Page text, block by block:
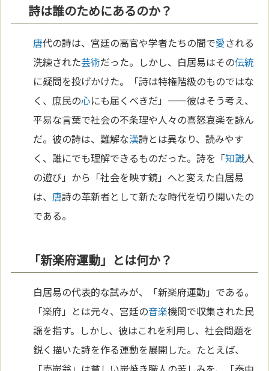
詩は誰のためにあるのか？
唐代の詩は、宮廷の高官や学者たちの間で愛される
洗練された芸術だった。しかし、白居易はその伝統
に疑問を投げかけた。「詩は特権階級のものではな
く、庶民の心にも届くべきだ」——彼はそう考え、
平易な言葉で社会の不条理や人々の喜怒哀楽を詠ん
だ。彼の詩は、難解な漢詩とは異なり、読みやす
く、誰にでも理解できるものだった。詩を「知識人
の遊び」から「社会を映す鏡」へと変えた白居易
は、 唐詩の革新者として新たな時代を切り開いたの
である。
「新楽府運動」とは何か？
白居易の代表的な試みが、「新楽府運動」である。
「楽府」とは元々、宮廷の音楽機関で収集された民
謡を指す。しかし、彼はこれを利用し、社会問題を
鋭く描いた詩を作る運動を展開した。たとえば、